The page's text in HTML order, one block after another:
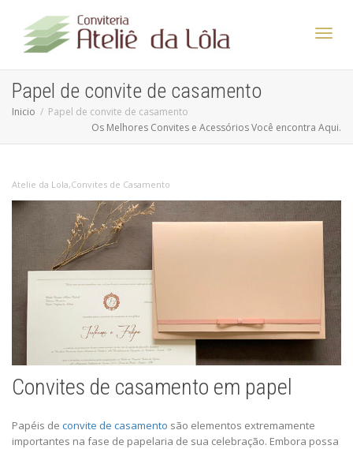
Papel de convite de casamento
Inicio
Papel de convite de casamento
Os Melhores Convites e Acessórios Você encontra Aqui.
Atelie da Lola,Convites de Casamento
Convites de casamento em papel
Papéis de convite de casamento são elementos extremamente
importantes na fase de papelaria de sua celebração. Embora possa